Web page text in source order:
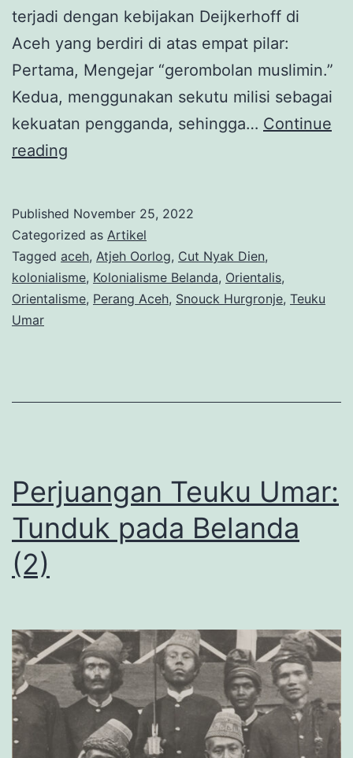
terjadi dengan kebijakan Deijkerhoff di
Aceh yang berdiri di atas empat pilar:
Pertama, Mengejar “gerombolan muslimin.”
Kedua, menggunakan sekutu milisi sebagai
kekuatan pengganda, sehingga… Continue
reading
‘Pengkhianatan’
Teuku
Umar
(3)
Published November 25, 2022
Categorized as Artikel
Tagged aceh, Atjeh Oorlog, Cut Nyak Dien,
kolonialisme, Kolonialisme Belanda, Orientalis,
Orientalisme, Perang Aceh, Snouck Hurgronje, Teuku
Umar
Perjuangan Teuku Umar:
Tunduk pada Belanda
(2)